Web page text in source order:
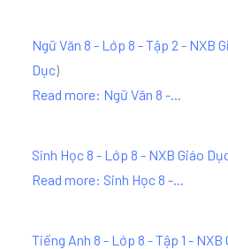
Ngữ Văn 8 - Lớp 8 - Tập 2 - NXB
Dục)
Read more: Ngữ Văn 8 -...
Sinh Học 8 - Lớp 8 - NXB Giáo
Read more: Sinh Học 8 -...
Tiếng Anh 8 - Lớp 8 - Tập 1 - NXB